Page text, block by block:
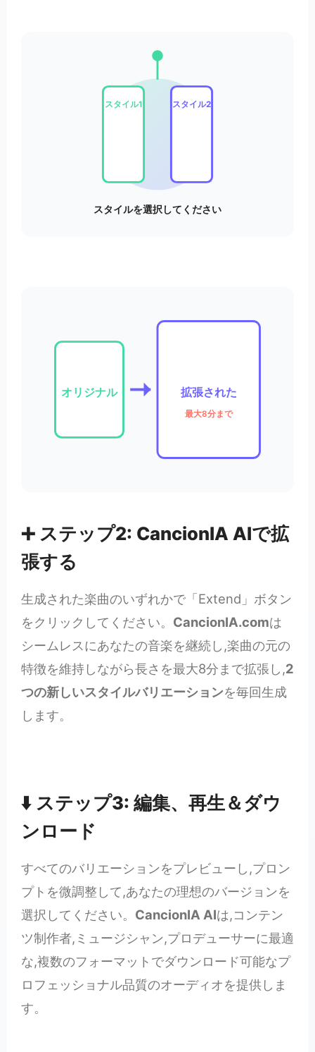
スタイル1 スタイル2
スタイルを選択してください
オリジナル 拡張された
最大8分まで
➕ ステップ2: CancionIA AIで拡
張する
生成された楽曲のいずれかで「Extend」ボタン
をクリックしてください。 CancionIA.comは
シームレスにあなたの音楽を継続し,楽曲の元の
特徴を維持しながら長さを最大8分まで拡張し,2
つの新しいスタイルバリエーションを毎回生成
します。
⬇️ ステップ3: 編集、再生＆ダウ
ンロード
すべてのバリエーションをプレビューし,プロン
プトを微調整して,あなたの理想のバージョンを
選択してください。 CancionIA AIは,コンテン
ツ制作者,ミュージシャン,プロデューサーに最適
な,複数のフォーマットでダウンロード可能なプ
ロフェッショナル品質のオーディオを提供しま
す。